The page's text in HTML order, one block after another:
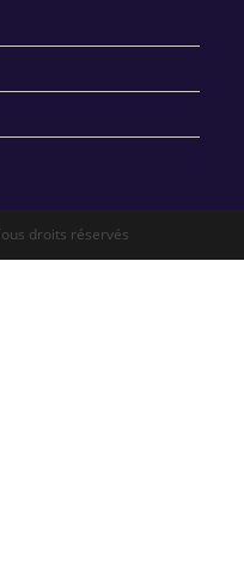
droits réservés